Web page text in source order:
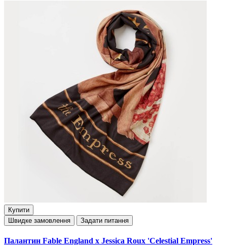
Купити
Швидке замовлення
Задати питання
Палантин Fable England x Jessica Roux 'Celestial Empress'